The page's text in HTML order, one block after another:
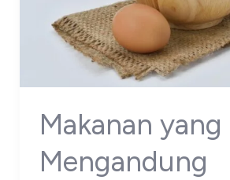
Makanan yang
Mengandung